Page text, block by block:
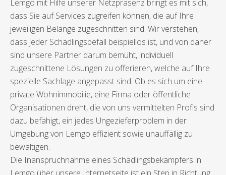
Lemgo mit Hilfe unserer Netzpräsenz bringt es mit sich,
dass Sie auf Services zugreifen können, die auf Ihre
jeweiligen Belange zugeschnitten sind. Wir verstehen,
dass jeder Schädlingsbefall beispiellos ist, und von daher
sind unsere Partner darum bemüht, individuell
zugeschnittene Lösungen zu offerieren, welche auf Ihre
spezielle Sachlage angepasst sind. Ob es sich um eine
private Wohnimmobilie, eine Firma oder öffentliche
Organisationen dreht, die von uns vermittelten Profis sind
dazu befähigt, ein jedes Ungezieferproblem in der
Umgebung von Lemgo effizient sowie unauffällig zu
bewältigen.
Die Inanspruchnahme eines Schädlingsbekämpfers in